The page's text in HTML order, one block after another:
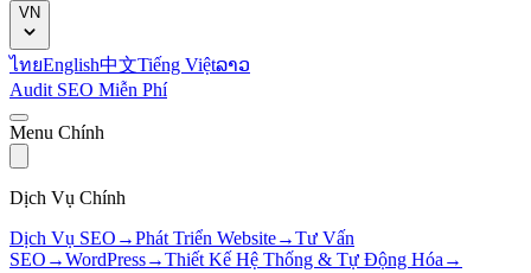
VN
ไทยEnglish中文Tiếng Việtລາວ
Audit SEO Miễn Phí
Menu Chính
Dịch Vụ Chính
Dịch Vụ SEO →Phát Triển Website→Tư Vấn
SEO →WordPress→Thiết Kế Hệ Thống & Tự Động Hóa →